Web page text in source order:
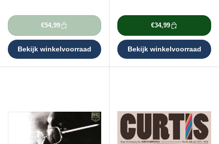
€54,99
Bekijk winkelvoorraad
€34,99
Bekijk winkelvoorraad